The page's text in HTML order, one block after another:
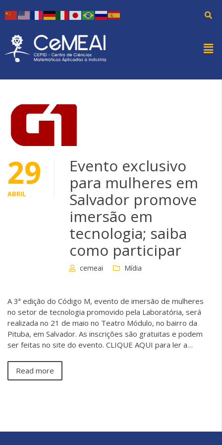
29
ABRIL
Evento exclusivo
para mulheres em
Salvador promove
imersão em
tecnologia; saiba
como participar
cemeai Mídia
A 3ª edição do Código M, evento de imersão de mulheres
no setor de tecnologia promovido pela Laboratória, será
realizada no 21 de maio no Teatro Módulo, no bairro da
Pituba, em Salvador. As inscrições são gratuitas e podem
ser feitas no site do evento. CLIQUE AQUI para ler a…
Read more